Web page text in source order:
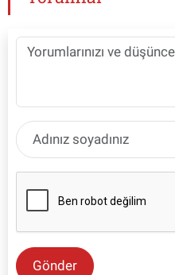
Gönder